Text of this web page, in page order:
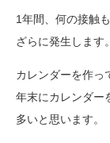
1年間、何の接触
ざらに発生します。
カレンダーを作っ
年末にカレンダー
多いと思います。